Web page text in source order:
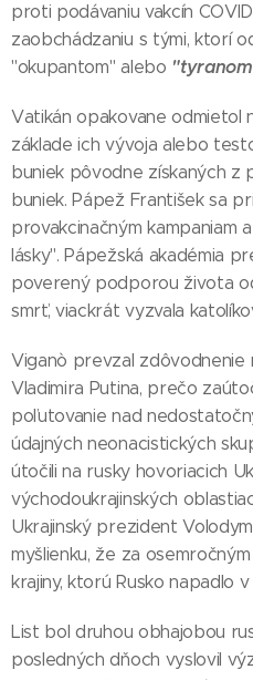
proti podávaniu vakcín
zaobchádzaniu s tými, ktorí
"okupantom" alebo
Vatikán opakovane odmietol
základe ich vývoja alebo
buniek pôvodne získaných
buniek. Pápež František sa
provakcinačným kampaniam
lásky". Pápežská akadémia
poverený podporou života
smrť, viackrát vyzvala
Viganò prevzal zdôvodnenie
Vladimira Putina, prečo
poľutovanie nad
údajných neonacistických
útočili na rusky hovoriacich
východoukrajinských
Ukrajinský prezident
myšlienku, že za
krajiny, ktorú Rusko napadlo
List bol druhou obhajobou
posledných dňoch vyslovil